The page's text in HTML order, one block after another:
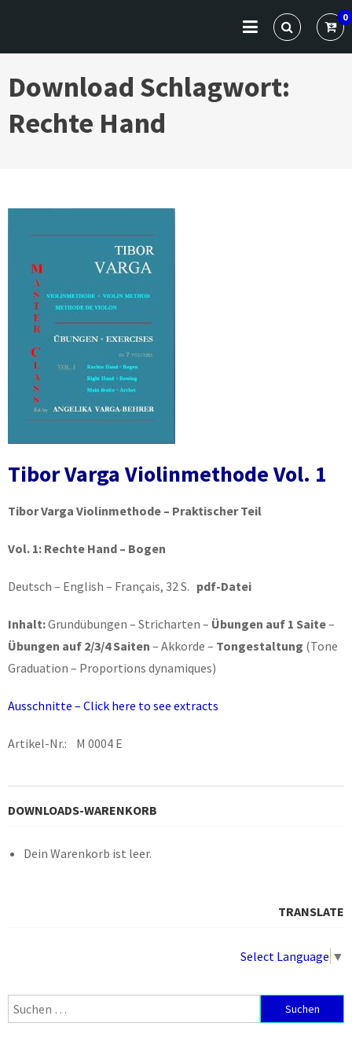
content
0
Download Schlagwort:
Rechte Hand
Tibor Varga Violinmethode Vol. 1
Tibor Varga Violinmethode – Praktischer Teil
Vol. 1: Rechte Hand – Bogen
Deutsch – English – Français, 32 S. pdf-Datei
Inhalt:Grundübungen – Stricharten – Übungen auf 1 Saite–
Übungen auf 2/3/4 Saiten – Akkorde – Tongestaltung (Tone
Graduation – Proportions dynamiques)
Ausschnitte – Click here to see extracts
Artikel-Nr.: M 0004 E
DOWNLOADS-WARENKORB
Dein Warenkorb ist leer.
TRANSLATE
Select Language ▼
Suchen
nach: